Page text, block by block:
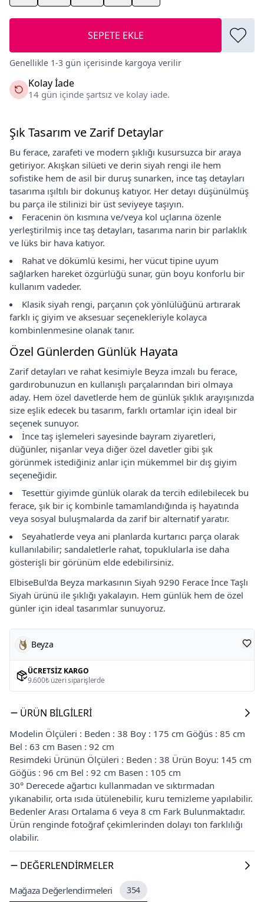
SEPETE EKLE
Genellikle 1-3 gün içerisinde kargoya verilir
Kolay İade
14 gün içinde şartsız ve kolay iade.
Şık Tasarım ve Zarif Detaylar
Bu ferace, zarafeti ve modern şıklığı kusursuzca bir araya
getiriyor. Akışkan silüeti ve derin siyah rengi ile hem
sofistike hem de asil bir duruş sunarken, ince taş detayları
tasarıma ışıltılı bir dokunuş katıyor. Her detayı düşünülmüş
bu parça ile stilinizi bir üst seviyeye taşıyın.
Feracenin ön kısmına ve/veya kol uçlarına özenle
yerleştirilmiş ince taş detayları, tasarıma narin bir parlaklık
ve lüks bir hava katıyor.
Rahat ve dökümlü kesimi, her vücut tipine uyum
sağlarken hareket özgürlüğü sunar, gün boyu konforlu bir
kullanım vadeder.
Klasik siyah rengi, parçanın çok yönlülüğünü artırarak
farklı iç giyim ve aksesuar seçenekleriyle kolayca
kombinlenmesine olanak tanır.
Özel Günlerden Günlük Hayata
Zarif detayları ve rahat kesimiyle Beyza imzalı bu ferace,
gardırobunuzun en kullanışlı parçalarından biri olmaya
aday. Hem özel davetlerde hem de günlük şıklık arayışınızda
size eşlik edecek bu tasarım, farklı ortamlar için ideal bir
seçenek sunuyor.
İnce taş işlemeleri sayesinde bayram ziyaretleri,
düğünler, nişanlar veya diğer özel davetler gibi şık
görünmek istediğiniz anlar için mükemmel bir dış giyim
seçeneğidir.
Tesettür giyimde günlük olarak da tercih edilebilecek bu
ferace, şık bir iç kombinle tamamlandığında iş hayatında
veya sosyal buluşmalarda da zarif bir alternatif yaratır.
Seyahatlerde veya ani planlarda kurtarıcı parça olarak
kullanılabilir; sandaletlerle rahat, topuklularla ise daha
gösterişli bir görünüm elde edebilirsiniz.
ElbiseBul'da Beyza markasının Siyah 9290 Ferace İnce Taşlı
Siyah ürünü ile şıklığı yakalayın. Hem günlük hem de özel
günler için ideal tasarımlar sunuyoruz.
Beyza
ÜCRETSIZ KARGO
9.600₺ üzeri siparişlerde
ÜRÜN BILGILERI
Modelin Ölçüleri : Beden : 38 Boy : 175 cm Göğüs : 85 cm
Bel : 63 cm Basen : 92 cm
Resimdeki Ürünün Ölçüleri : Beden : 38 Ürün Boyu: 145 cm
Göğüs : 96 cm Bel : 92 cm Basen : 105 cm
30° Derecede ağartıcı kullanmadan ve sıktırmadan
yıkanabilir, orta ısıda ütülenebilir, kuru temizleme yapılabilir.
Bedenler Arası Ortalama 6 veya 8 cm Fark Bulunmaktadır.
Ürün renginde fotoğraf çekimlerinden dolayı ton farklılığı
olabilir.
DEĞERLENDIRMELER
Mağaza Değerlendirmeleri 354